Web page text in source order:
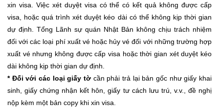
xin visa. Việc xét duyệt visa có thể có kết quả không được cấp
visa, hoặc quá trình xét duyệt kéo dài có thể không kịp thời gian
dự định. Tổng Lãnh sự quán Nhật Bản không chịu trách nhiệm
đối với các loại phí xuất vé hoặc hủy vé đối với những trường hợp
xuất vé nhưng không được cấp visa hoặc thời gian xét duyệt kéo
dài không kịp thời gian dự định.
* Đối với các loại giấy tờ cần phải trả lại bản gốc như giấy khai
sinh, giấy chứng nhận kết hôn, giấy tư cách lưu trú, v.v., đề nghị
nộp kèm một bản copy khi xin visa.